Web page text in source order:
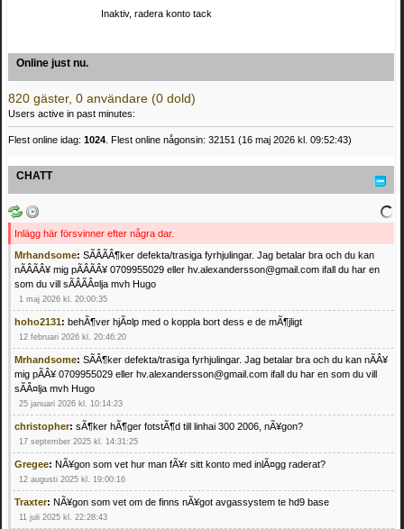
Inaktiv, radera konto tack
Online just nu.
820 gäster, 0 användare (0 dold)
Users active in past minutes:
Flest online idag: 1024 . Flest online någonsin: 32151 (16 maj 2026 kl. 09:52:43)
CHATT
Inlägg här försvinner efter några dar.
Mrhandsome: SÃÂÃÂ¶ker defekta/trasiga fyrhjulingar. Jag betalar bra och du kan
nÃÂÃÂ¥ mig pÃÂÃÂ¥ 0709955029 eller hv.alexandersson@gmail.com ifall du har en
som du vill sÃÂÃÂ¤lja mvh Hugo
1 maj 2026 kl. 20:00:35
hoho2131: behÃ¶ver hjÃ¤lp med o koppla bort dess e de mÃ¶jligt
12 februari 2026 kl. 20:46:20
Mrhandsome: SÃÂ¶ker defekta/trasiga fyrhjulingar. Jag betalar bra och du kan nÃÂ¥
mig pÃÂ¥ 0709955029 eller hv.alexandersson@gmail.com ifall du har en som du vill
sÃÂ¤lja mvh Hugo
25 januari 2026 kl. 10:14:23
christopher: sÃ¶ker hÃ¶ger fotstÃ¶d till linhai 300 2006, nÃ¥gon?
17 september 2025 kl. 14:31:25
Gregee: NÃ¥gon som vet hur man fÃ¥r sitt konto med inlÃ¤gg raderat?
12 augusti 2025 kl. 19:00:16
Traxter: NÃ¥gon som vet om de finns nÃ¥got avgassystem te hd9 base
11 juli 2025 kl. 22:28:43